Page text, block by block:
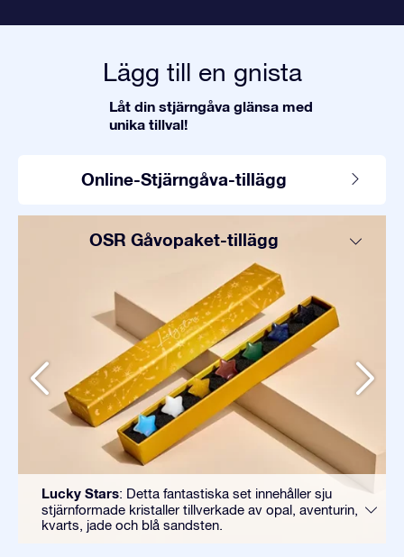
Lägg till en gnista
Låt din stjärngåva glänsa med
unika tillval!
Online-Stjärngåva-tillägg
OSR Gåvopaket-tillägg
Lucky Stars: Detta fantastiska set innehåller sju
stjärnformade kristaller tillverkade av opal, aventurin,
kvarts, jade och blå sandsten.